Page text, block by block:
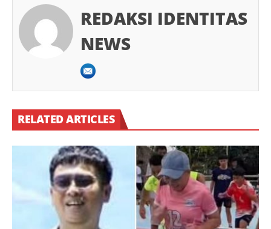
REDAKSI IDENTITAS
NEWS
RELATED ARTICLES